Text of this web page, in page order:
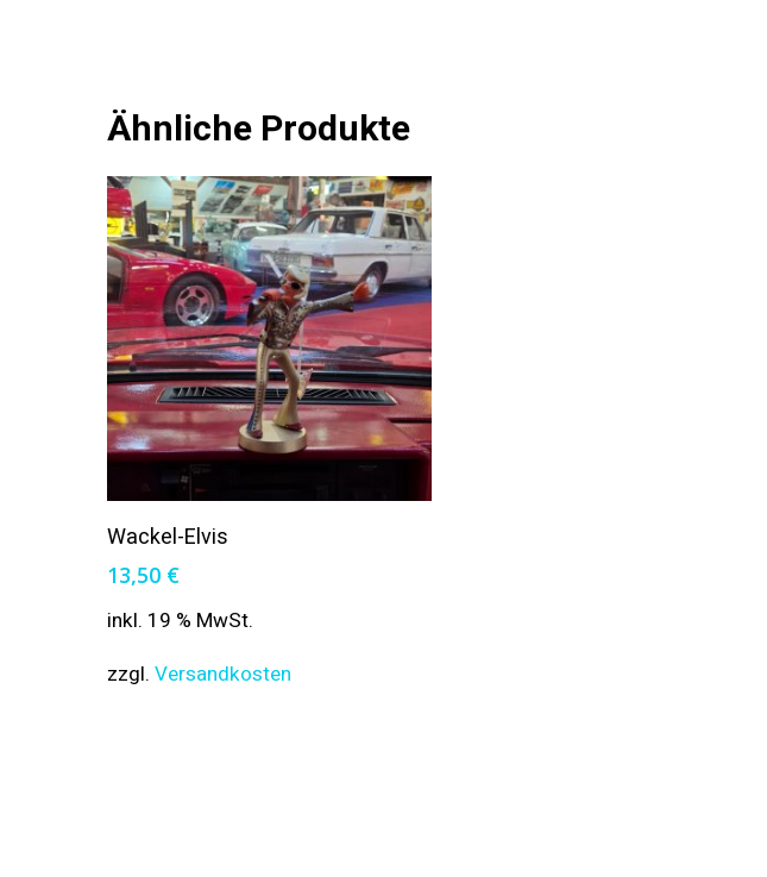
Ähnliche Produkte
In Den Warenkorb
Wackel-Elvis
13,50 €
inkl. 19 % MwSt.
zzgl. Versandkosten